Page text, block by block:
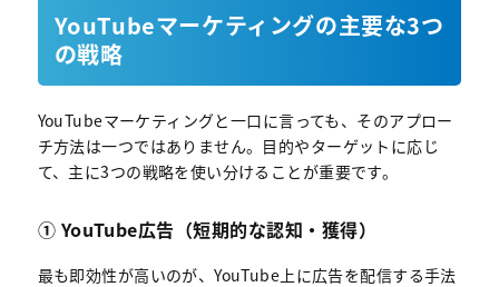
YouTubeマーケティングの主要な3つ
の戦略
YouTubeマーケティングと一口に言っても、そのアプロー
チ方法は一つではありません。目的やターゲットに応じ
て、主に3つの戦略を使い分けることが重要です。
① YouTube広告（短期的な認知・獲得）
最も即効性が高いのが、YouTube上に広告を配信する手法